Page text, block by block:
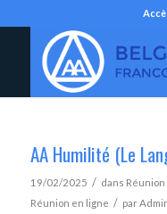
AA Humilité (Le
19/02/2025 / dans Réunion
Réunion en ligne / par